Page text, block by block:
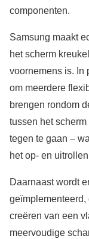
componenten.
Samsung maakt
het scherm
voornemens is. In
om meerdere
brengen rondom
tussen het
tegen te gaan –
het op- en
Daarnaast wordt
creëren van een
meervoudige